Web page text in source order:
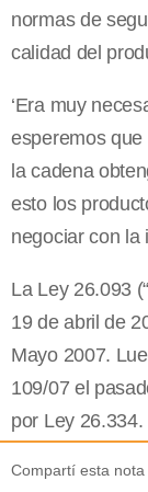
normas de
calidad del
‘Era muy
esperemos
la cadena
esto los
negociar con la
La Ley 26.093
19 de abril de
Mayo 2007.
109/07 el
por Ley 26.334.
Compartí esta nota